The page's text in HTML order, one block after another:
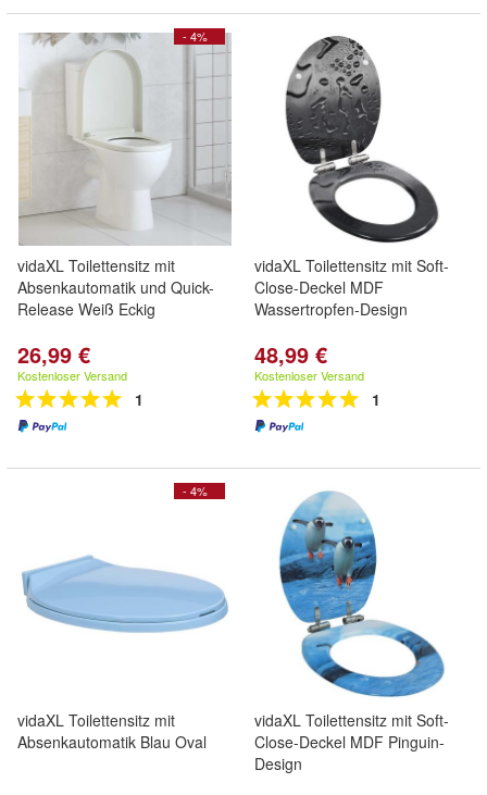
- 4%
vidaXL Toilettensitz mit
Absenkautomatik und Quick-
Release Weiß Eckig
26,99 €
Kostenloser Versand
1
vidaXL Toilettensitz mit Soft-
Close-Deckel MDF
Wassertropfen-Design
48,99 €
Kostenloser Versand
1
- 4%
vidaXL Toilettensitz mit
Absenkautomatik Blau Oval
vidaXL Toilettensitz mit Soft-
Close-Deckel MDF Pinguin-
Design